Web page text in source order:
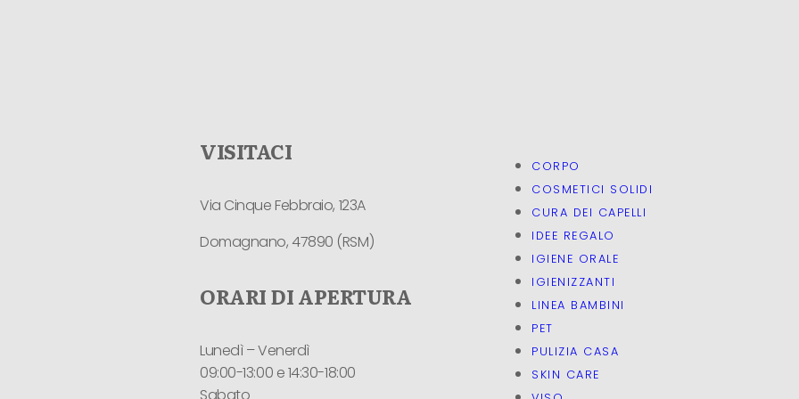
VISITACI
Via Cinque Febbraio, 123A
Domagnano, 47890 (RSM)
ORARI DI APERTURA
Lunedì – Venerdì
09:00-13:00 e 14:30-18:00
CORPO
COSMETICI SOLIDI
CURA DEI CAPELLI
IDEE REGALO
IGIENE ORALE
IGIENIZZANTI
LINEA BAMBINI
PET
PULIZIA CASA
SKIN CARE